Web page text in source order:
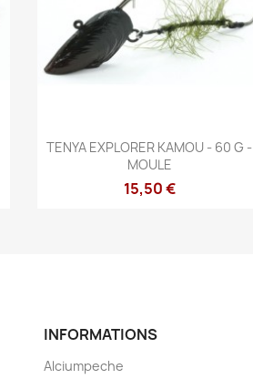
Aperçu rapide
TENYA EXPLORER KAMOU - 60 G -
MOULE
15,50 €
INFORMATIONS
Alciumpeche